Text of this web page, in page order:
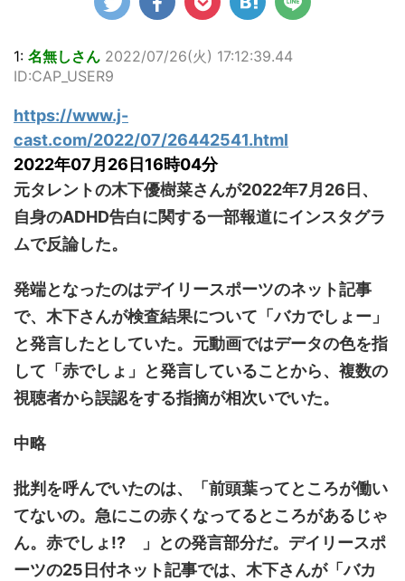
Powered by livedoor 相互
いビキニを着用し
り、大人っぽい表
情を見せる姿で
す。 あらわになっ
った腹筋など、美
しいボディがとて
もセクシーです
ね。 2枚目はモノ
クロショット ...
り、ボディライン
クシーニット姿の
カットから、笑顔
ー姿のカットなど
盛りだくさんの内
容となっている。
http://www.rbbto
今年2月に同誌の表
も再登場した。
紹介され、水着姿
を披露した。 ...
1: 名無しさん 2022/07/26(火) 17:12:39.44
ID:CAP_USER9
https://www.j-
cast.com/2022/07/26442541.html
2022年07月26日16時04分
元タレントの木下優樹菜さんが2022年7月26日、
自身のADHD告白に関する一部報道にインスタグラ
ムで反論した。
発端となったのはデイリースポーツのネット記事
で、木下さんが検査結果について「バカでしょー」
と発言したとしていた。元動画ではデータの色を指
して「赤でしょ」と発言していることから、複数の
視聴者から誤認をする指摘が相次いでいた。
中略
批判を呼んでいたのは、「前頭葉ってところが働い
てないの。急にこの赤くなってるところがあるじゃ
ん。赤でしょ!? 」との発言部分だ。デイリースポ
ーツの25日付ネット記事では、木下さんが「バカ